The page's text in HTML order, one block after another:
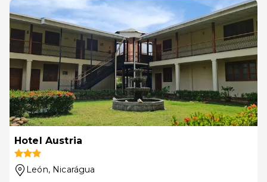
Hotel Austria
León, Nicarágua